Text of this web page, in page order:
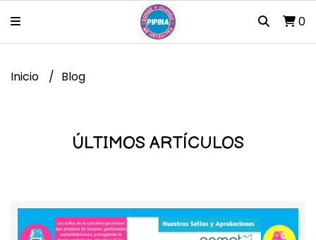
0
Inicio Blog
ÚLTIMOS ARTÍCULOS